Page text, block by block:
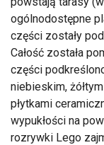
ogólnodostępne
części zostały
Całość została
części
niebieskim,
płytkami
wypukłości na
rozrywki Lego